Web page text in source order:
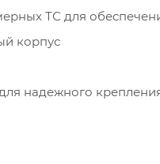
ТС для
корпус
надежного